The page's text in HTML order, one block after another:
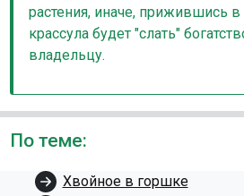
растения, иначе, прижившись
крассула будет "слать"
владельцу.
По теме:
Хвойное в горшке